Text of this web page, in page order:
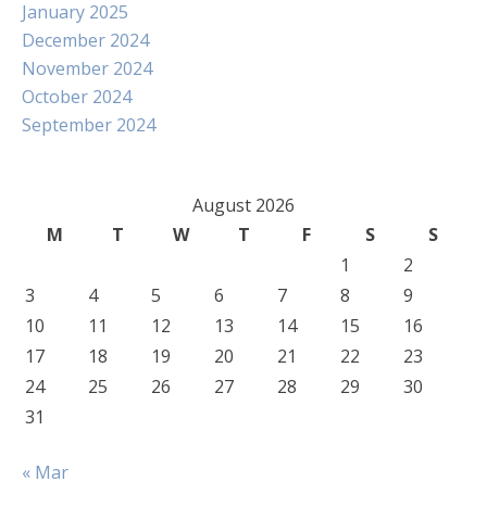
January 2025
December 2024
November 2024
October 2024
September 2024
August 2026
M
T W T F S
S
1
2
3
4 5 6 7 8
9
10
11 12 13 14 15
16
17
18 19 20 21 22
23
24
25 26 27 28 29
30
31
« Mar